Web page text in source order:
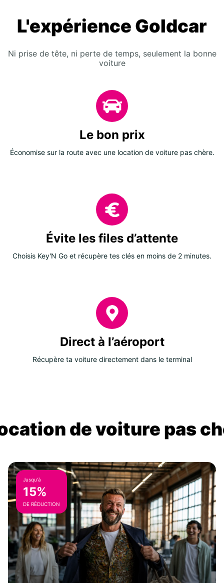
L'expérience Goldcar
Ni prise de tête, ni perte de temps, seulement la bonne
voiture
Le bon prix
Économise sur la route avec une location de voiture pas chère.
Évite les files d’attente
Choisis Key'N Go et récupère tes clés en moins de 2 minutes.
Direct à l’aéroport
Récupère ta voiture directement dans le terminal
de voiture pas
Jusqu'à
15%
DE RÉDUCTION